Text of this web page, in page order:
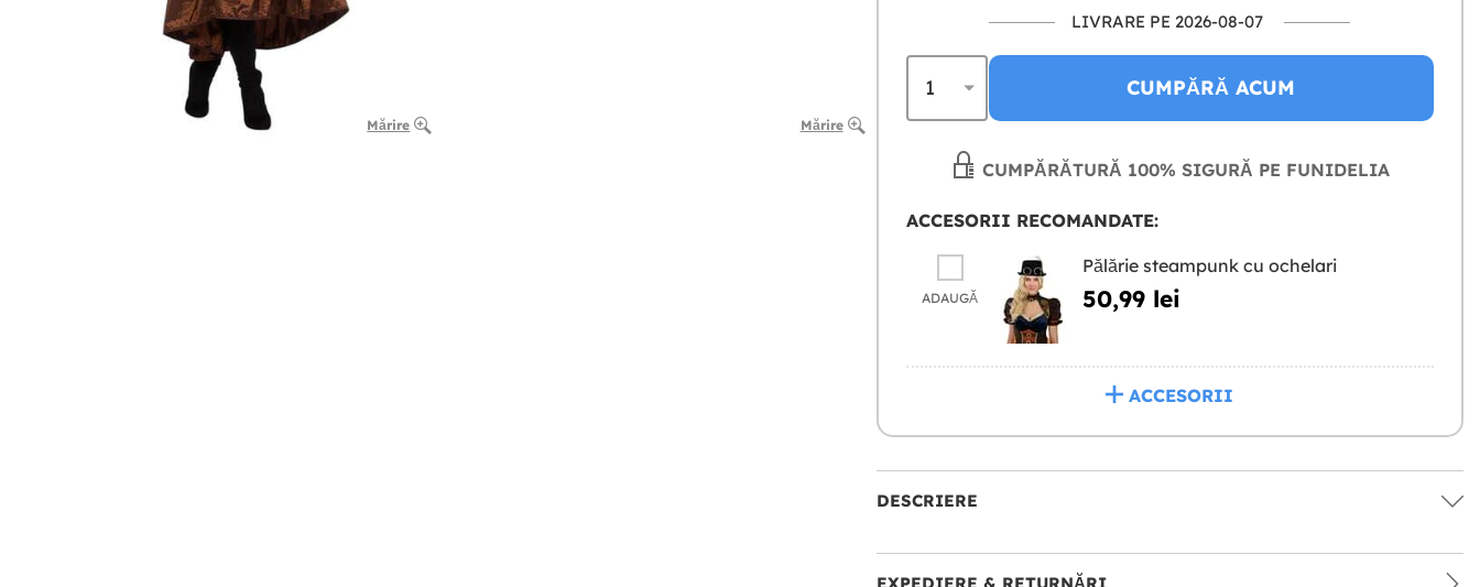
Mărire Mărire
LIVRARE PE 2026-08-07
CUMPĂRĂ ACUM
CUMPĂRĂTURĂ 100% SIGURĂ PE FUNIDELIA
ACCESORII RECOMANDATE:
ADAUGĂ
Pălărie steampunk cu ochelari
50,99 lei
ACCESORII
DESCRIERE